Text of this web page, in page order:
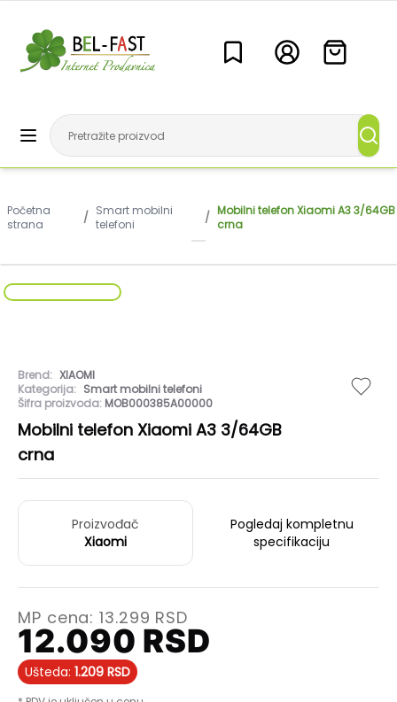
Početna
strana
/ Smart mobilni
telefoni
/ Mobilni telefon Xiaomi A3 3/64GB
crna
Brend: XIAOMI
Kategorija: Smart mobilni telefoni
Šifra proizvoda: MOB000385A00000
Mobilni telefon Xiaomi A3 3/64GB
crna
Proizvođač
Xiaomi
Pogledaj kompletnu
specifikaciju
MP cena:13.299 RSD
12.090 RSD
Ušteda: 1.209 RSD